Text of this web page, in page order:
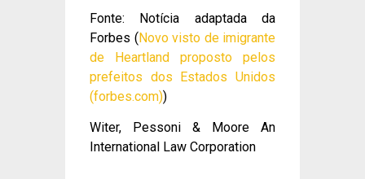
Fonte: Notícia adaptada da
Forbes (Novo visto de imigrante
de Heartland proposto pelos
prefeitos dos Estados Unidos
(forbes.com))
Witer, Pessoni & Moore An
International Law Corporation